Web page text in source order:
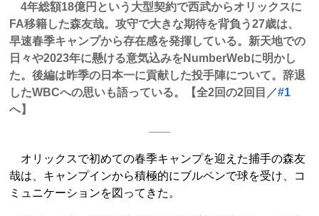
4年総額18億円という大型契約で西武からオリックスに
FA移籍した森友哉。攻守で大きな期待を背負う27歳は、
早速春季キャンプから存在感を発揮している。新天地での
日々や2023年に懸ける意気込みをNumberWebに明かし
た。後編は昨季の日本一に貢献した投手陣について。辞退
したWBCへの思いも語っている。【全2回の2回目／#1
へ】
オリックスで初めての春季キャンプを迎えた捕手の森友
哉は、キャンプインから積極的にブルペンで球を受け、コ
ミュニケーションを図ってきた。